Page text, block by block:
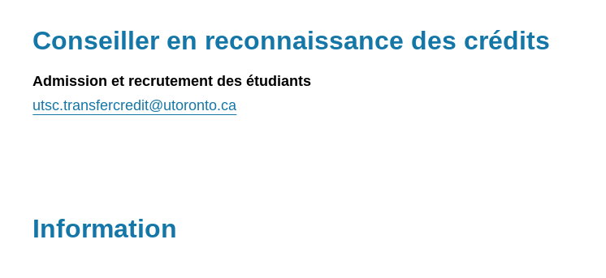
Conseiller en reconnaissance des crédits
Admission et recrutement des étudiants
utsc.transfercredit@utoronto.ca
Information